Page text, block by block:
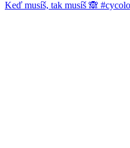
Keď musíš, tak musíš 🙈